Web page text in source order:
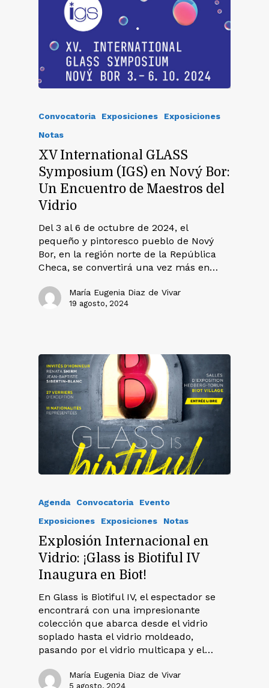
Convocatoria Exposiciones
Exposiciones
Notas
XV International GLASS
Symposium (IGS) en Nový Bor:
Un Encuentro de Maestros del
Vidrio
Del 3 al 6 de octubre de 2024, el
pequeño y pintoresco pueblo de Nový
Bor, en la región norte de la República
Checa, se convertirá una vez más en…
María Eugenia Diaz de Vivar
19 agosto, 2024
Agenda Convocatoria
Evento
Exposiciones
Exposiciones Notas
Explosión Internacional en
Vidrio: ¡Glass is Biotiful IV
Inaugura en Biot!
En Glass is Biotiful IV, el espectador se
encontrará con una impresionante
colección que abarca desde el vidrio
soplado hasta el vidrio moldeado,
pasando por el vidrio multicapa y el…
María Eugenia Diaz de Vivar
5 agosto, 2024